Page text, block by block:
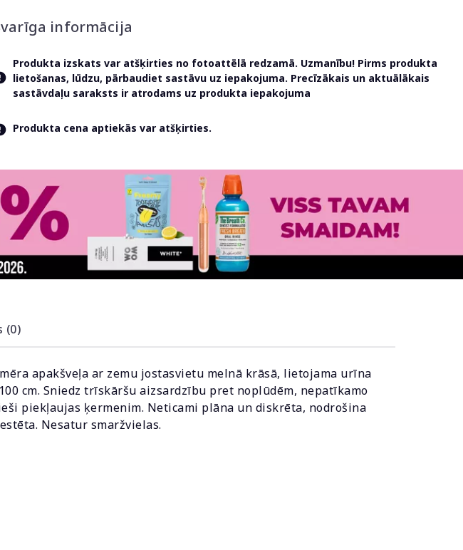
informācija
Produkta izskats var atšķirties no fotoattēlā redzamā. Uzmanību! Pirms produkta
lietošanas, lūdzu, pārbaudiet sastāvu uz iepakojuma. Precīzākais un aktuālākais
sastāvdaļu saraksts ir atrodams uz produkta iepakojuma
Produkta cena aptiekās var atšķirties.
(0)
apakšveļa ar zemu jostasvietu melnā krāsā, lietojama urīna
cm. Sniedz trīskāršu aizsardzību pret noplūdēm, nepatīkamo
piekļaujas ķermenim. Neticami plāna un diskrēta, nodrošina
Nesatur smaržvielas.